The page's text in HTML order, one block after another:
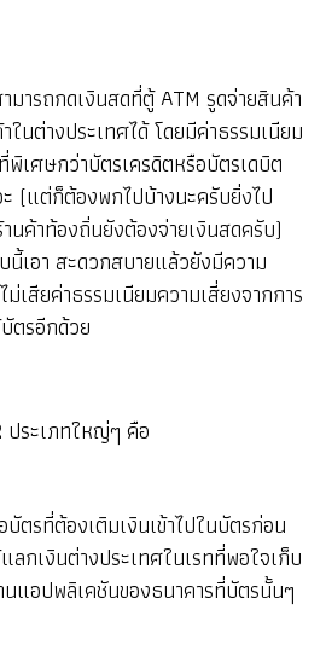
ารถกดเงินสดที่ตู้ ATM รูดจ่ายสินค้า
ในต่างประเทศได้ โดยมีค่าธรรมเนียม
เศษกว่าบัตรเครดิตหรือบัตรเดบิต
(แต่ก็ต้องพกไปบ้างนะครับยิ่งไป
นค้าท้องถิ่นยังต้องจ่ายเงินสดครับ)
เอา สะดวกสบายแล้วยังมีความ
เสียค่าธรรมเนียมความเสี่ยงจากการ
ตรอีกด้วย
ประเภทใหญ่ๆ คือ
ตรที่ต้องเติมเงินเข้าไปในบัตรก่อน
ลกเงินต่างประเทศในเรทที่พอใจเก็บ
นแอปพลิเคชันของธนาคารที่บัตรนั้นๆ